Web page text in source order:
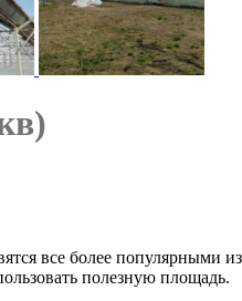
все более популярными
полезную площадь.